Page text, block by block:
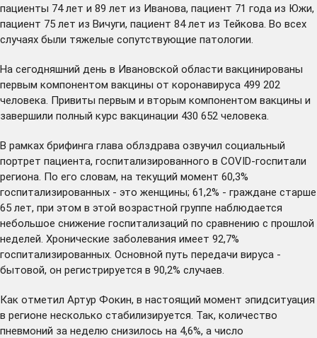
пациенты 74 лет и 89 лет из Иванова, пациент 71 года из Южи,
пациент 75 лет из Вичуги, пациент 84 лет из Тейкова. Во всех
случаях были тяжелые сопутствующие патологии.
На сегодняшний день в Ивановской области вакцинированы
первым компонентом вакцины от коронавируса 499 202
человека. Привиты первым и вторым компонентом вакцины и
завершили полный курс вакцинации 430 652 человека.
В рамках брифинга глава облздрава озвучил социальный
портрет пациента, госпитализированного в COVID-госпитали
региона. По его словам, на текущий момент 60,3%
госпитализированных - это женщины; 61,2% - граждане старше
65 лет, при этом в этой возрастной группе наблюдается
небольшое снижение госпитализаций по сравнению с прошлой
неделей. Хронические заболевания имеет 92,7%
госпитализированных. Основной путь передачи вируса -
бытовой, он регистрируется в 90,2% случаев.
Как отметил Артур Фокин, в настоящий момент эпидситуация
в регионе несколько стабилизируется. Так, количество
пневмоний за неделю снизилось на 4,6%, а число